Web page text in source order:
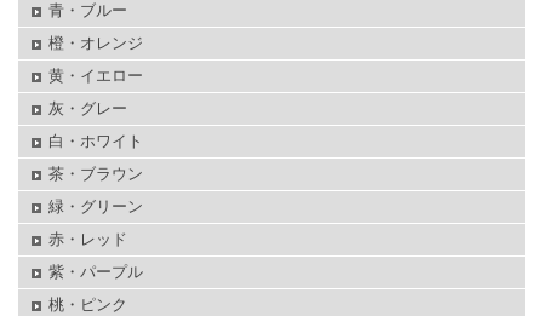
青・ブルー
橙・オレンジ
黄・イエロー
灰・グレー
白・ホワイト
茶・ブラウン
緑・グリーン
赤・レッド
紫・パープル
桃・ピンク